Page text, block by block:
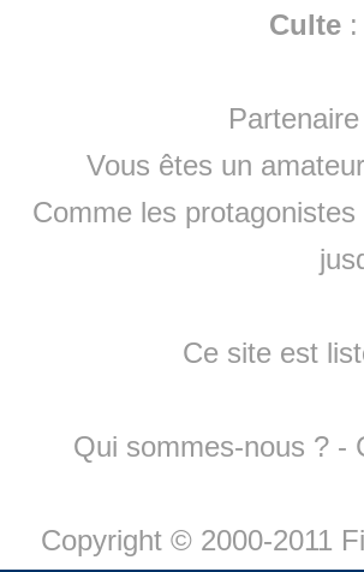
Culte :
Vous êtes un
Comme les
Ce site est
Qui sommes-nous ? -
Copyright © 2000-2011